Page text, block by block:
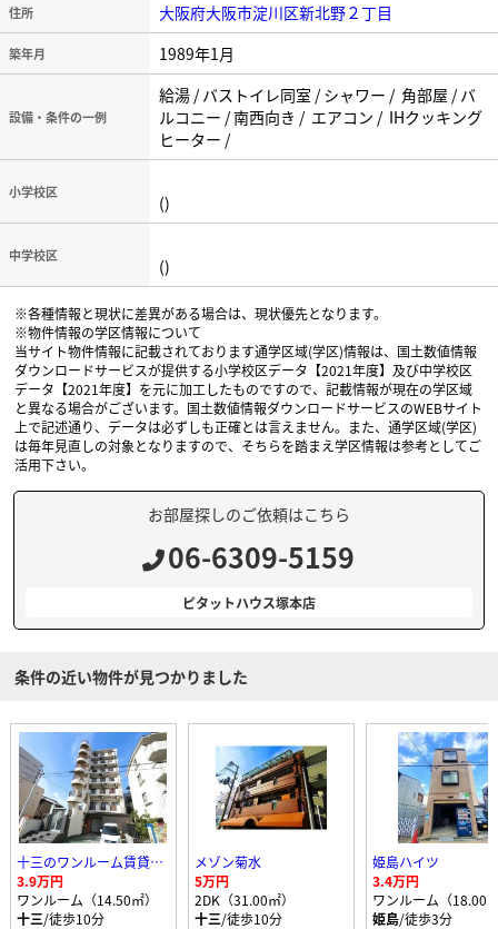
住所 大阪府大阪市淀川区新北野２丁目
築年月 1989年1月
設備・条件の一例
給湯 / バストイレ同室 / シャワー / 角部屋 / バ
ルコニー / 南西向き / エアコン / IHクッキング
ヒーター /
小学校区 ()
中学校区 ()
※各種情報と現状に差異がある場合は、現状優先となります。
※物件情報の学区情報について
当サイト物件情報に記載されております通学区域(学区)情報は、国土数値情報
ダウンロードサービスが提供する小学校区データ【2021年度】及び中学校区
データ【2021年度】を元に加工したものですので、記載情報が現在の学区域
と異なる場合がございます。国土数値情報ダウンロードサービスのWEBサイト
上で記述通り、データは必ずしも正確とは言えません。また、通学区域(学区)
は毎年見直しの対象となりますので、そちらを踏まえ学区情報は参考としてご
活用下さい。
お部屋探しのご依頼はこちら
06-6309-5159
ピタットハウス塚本店
条件の近い物件が見つかりました
十三のワンルーム賃貸マンション
3.9万円
ワンルーム（14.50㎡）
十三/徒歩10分
メゾン菊水
5万円
2DK（31.00㎡）
十三/徒歩10分
姫島ハイツ
3.4万円
ワンルーム（18.00
姫島/徒歩3分